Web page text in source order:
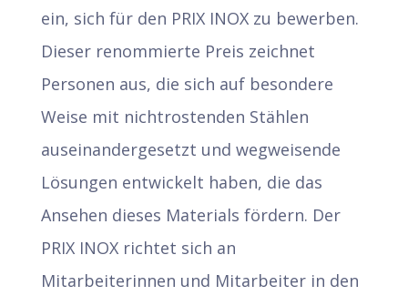
ein, sich für den PRIX INOX zu bewerben.
Dieser renommierte Preis zeichnet
Personen aus, die sich auf besondere
Weise mit nichtrostenden Stählen
auseinandergesetzt und wegweisende
Lösungen entwickelt haben, die das
Ansehen dieses Materials fördern. Der
PRIX INOX richtet sich an
Mitarbeiterinnen und Mitarbeiter in den